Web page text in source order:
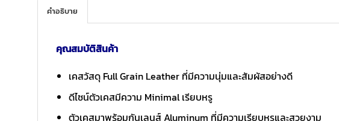
คำอธิบาย
คุณสมบัติสินค้า
เคสวัสดุ Full Grain Leather ที่มีความนุ่มและสัมผัสอย่างดี
ดีไซน์ตัวเคสมีความ Minimal เรียบหรู
ตัวเคสมาพร้อมกันเลนส์ Aluminum ที่มีความเรียบหรูและสวยงาม